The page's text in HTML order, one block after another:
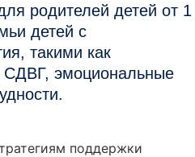
родителей детей от 1
детей с
такими как
СДВГ, эмоциональные
поддержки